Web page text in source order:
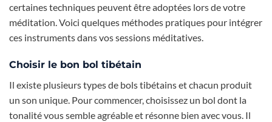
certaines techniques peuvent être adoptées lors de votre
méditation. Voici quelques méthodes pratiques pour intégrer
ces instruments dans vos sessions méditatives.
Choisir le bon bol tibétain
Il existe plusieurs types de bols tibétains et chacun produit
un son unique. Pour commencer, choisissez un bol dont la
tonalité vous semble agréable et résonne bien avec vous. Il